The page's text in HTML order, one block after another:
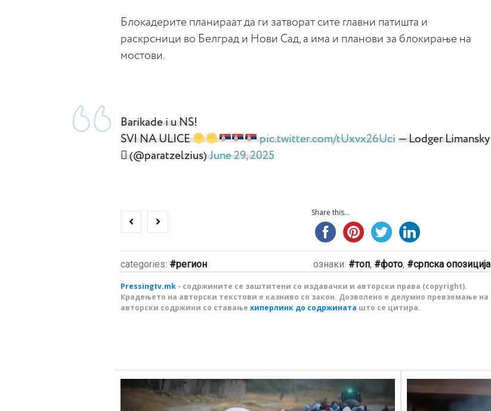
Блокадерите планираат да ги затворат сите главни патишта и
раскрсници во Белград и Нови Сад, а има и планови за блокирање на
мостови.
Barikade i u NS!
SVI NA ULICE
pic.twitter.com/tUxvx26Uci — Lodger Limansky
 (@paratzelzius)June 29, 2025
Share this...
categories: регион ознаки: топ, фото, српска опозиција
Pressingtv.mk - содржините се заштитени со издавачки и авторски права (copyright).
Крадењето на авторски текстови е казниво со закон. Дозволено е делумно превземање на
авторски содржини со ставање хиперлинк до содржината што се цитира.